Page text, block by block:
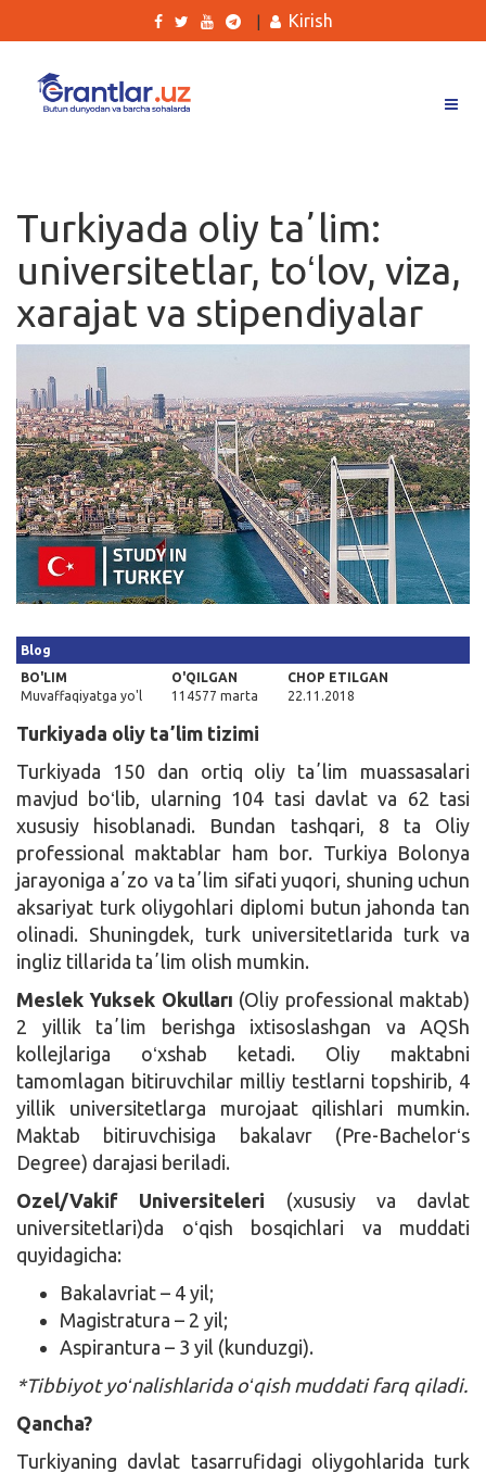
Ishlar
Kurslar
Blog
Qidirish
Kirish
Kirish
Turkiyada oliy taʼlim:
universitetlar, toʻlov, viza,
xarajat va stipendiyalar
Blog
BO'LIM
Muvaffaqiyatga yo'l
O'QILGAN
114577 marta
CHOP ETILGAN
22.11.2018
Turkiyada oliy taʼlim tizimi
Turkiyada 150 dan ortiq oliy taʼlim muassasalari
mavjud boʻlib, ularning 104 tasi davlat va 62 tasi
xususiy hisoblanadi. Bundan tashqari, 8 ta Oliy
professional maktablar ham bor. Turkiya Bolonya
jarayoniga aʼzo va taʼlim sifati yuqori, shuning uchun
aksariyat turk oliygohlari diplomi butun jahonda tan
olinadi. Shuningdek, turk universitetlarida turk va
ingliz tillarida taʼlim olish mumkin.
Meslek Yuksek Okulları (Oliy professional maktab)
2 yillik taʼlim berishga ixtisoslashgan va AQSh
kollejlariga oʻxshab ketadi. Oliy maktabni
tamomlagan bitiruvchilar milliy testlarni topshirib, 4
yillik universitetlarga murojaat qilishlari mumkin.
Maktab bitiruvchisiga bakalavr (Pre-Bachelorʻs
Degree) darajasi beriladi.
Ozel/Vakif Universiteleri (xususiy va davlat
universitetlari)da oʻqish bosqichlari va muddati
quyidagicha:
Bakalavriat – 4 yil;
Magistratura – 2 yil;
Aspirantura – 3 yil (kunduzgi).
*Tibbiyot yoʻnalishlarida oʻqish muddati farq qiladi.
Qancha?
Turkiyaning davlat tasarrufidagi oliygohlarida turk